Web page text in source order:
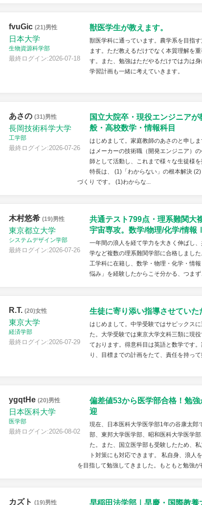
fvuGic (21)男性
日本大学
生物資源科学部
最終ログイン:2026-07-18
獣医学生が教えます。
獣医学科に通っています。農学系を目指
ます。ただ教えるだけでなく本質理解を
す。また、勉強はただやるだけでは力は
学習計画も一緒に考えていきます。
あさの (31)男性
長岡技術科学大学
工学部
最終ログイン:2026-07-26
国立大院卒・現役エンジニア
般・高校数学・情報科目
はじめまして。家庭教師のあさのと申し
はメーカーの技術職（開発エンジニア）
師として活動し、これまで様々な生徒様
特長は、 (1)「わからない」の根本解決
づくり です。 (1)わからな...
木村悠希 (19)男性
東京都立大学
システムデザイン学部
最終ログイン:2026-07-26
共通テスト799点・理系難関大
宇宙専攻。数学/物理/化学/情報
一年間の浪人を経て学力を大きく伸ばし
学など複数の理系難関学部に合格しまし
工学科に在籍し、数学・物理・化学・情
悩み」を経験したからこそ分かる、つま
R.T. (20)女性
東京大学
経済学部
最終ログイン:2026-07-29
生徒に寄り添い指導させていた
はじめまして。中学受験ではサピックス
た。大学受験では東京大学文科三類に現
ております。得意科目は英語と数学です
り、目標までの計画をたて、責任を持っ
ygqtHe (20)男性
日本医科大学
医学部
最終ログイン:2026-08-02
偏差値53から医学部合格！勉
迎
現在、日本医科大学医学部1年の谷康太郎
部、東邦大学医学部、昭和医科大学医学
た。また、国立医学部も受験したため、
ト対策にも対応できます。 私自身、浪人
を目指して勉強してきました。もともと勉強
カズト (19)男性 早稲田法学部｜早慶・国際教